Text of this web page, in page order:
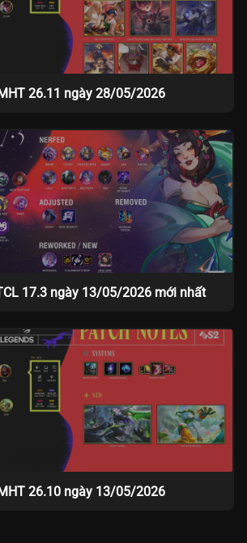
26.11 ngày 28/05/2026
17.3 ngày 13/05/2026 mới nhất
26.10 ngày 13/05/2026